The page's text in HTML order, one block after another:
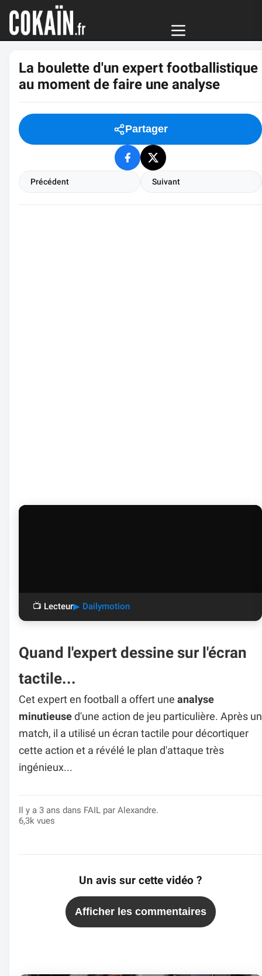
La boulette d'un expert footballistique
au moment de faire une analyse
Partager
Précédent Suivant
📺 Lecteur▶ Dailymotion
Quand l'expert dessine sur l'écran
tactile...
Cet expert en football a offert une analyse
minutieuse d'une action de jeu particulière. Après un
match, il a utilisé un écran tactile pour décortiquer
cette action et a révélé le plan d'attaque très
ingénieux...
Il y a 3 ans dans FAIL par Alexandre.
6,3k vues
Un avis sur cette vidéo ?
Afficher les commentaires